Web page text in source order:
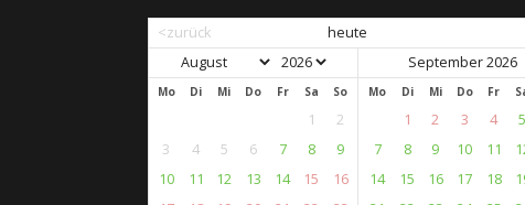
<zurück heute
Mo Di Mi Do Fr Sa So
1
2
3
4 5 6 7 8
9
10
11 12 13 14 15
16
September 2026
Mo Di Mi Do Fr
1 2 3 4 5
7
8 9 10 11
14
15 16 17 18